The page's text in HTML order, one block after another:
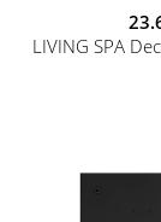
LIVING SPA